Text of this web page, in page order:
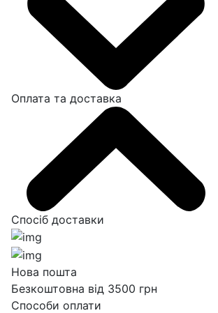
Оплата та доставка
Спосіб доставки
Нова пошта
Безкоштовна від 3500 грн
Способи оплати